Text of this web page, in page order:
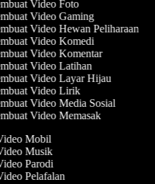
Video Foto
Video Gaming
Video Hewan Peliharaan
Video Komedi
Video Komentar
Video Latihan
Video Layar Hijau
Video Lirik
Video Media Sosial
Video Memasak
Mobil
Musik
Parodi
Pelafalan